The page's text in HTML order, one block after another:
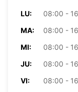
LU:
08:00 -
MA:
08:00 -
MI:
08:00 -
JU:
08:00 -
VI:
08:00 -